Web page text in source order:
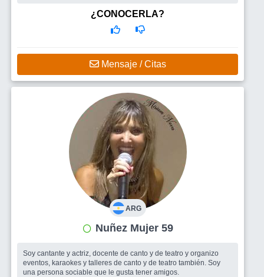
¿CONOCERLA?
Mensaje / Citas
ARG
Nuñez Mujer 59
Soy cantante y actriz, docente de canto y de teatro y organizo
eventos, karaokes y talleres de canto y de teatro también. Soy
una persona sociable que le gusta tener amigos.